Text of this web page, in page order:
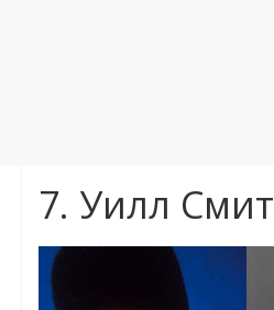
7. Уилл Смит